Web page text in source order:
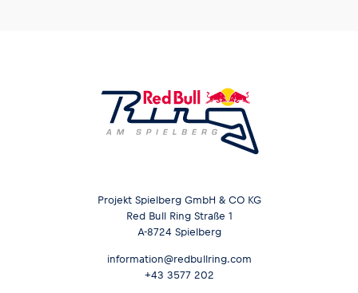
Projekt Spielberg GmbH & CO KG
Red Bull Ring Straße 1
A-8724 Spielberg
information@redbullring.com
+43 3577 202